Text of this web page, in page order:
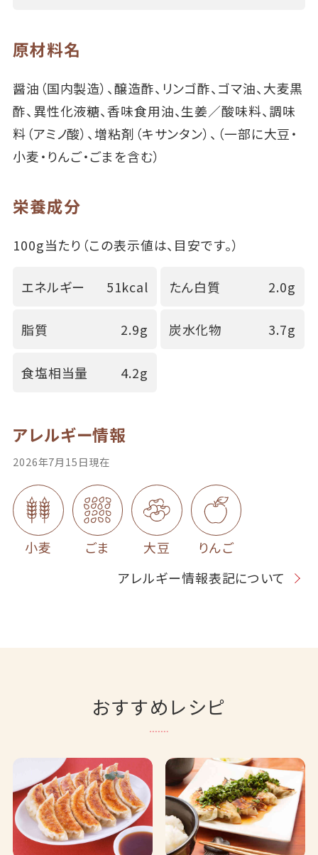
原材料名
醤油（国内製造）、醸造酢、リンゴ酢、ゴマ油、大麦黒
酢、異性化液糖、香味食用油、生姜／酸味料、調味
料（アミノ酸）、増粘剤（キサンタン）、（一部に大豆・
小麦・りんご・ごまを含む）
栄養成分
100g当たり（この表示値は、目安です。）
エネルギー 51kcal たん白質 2.0g
脂質 2.9g 炭水化物 3.7g
食塩相当量 4.2g
アレルギー情報
2026年7月15日現在
小麦 ごま 大豆
りんご
アレルギー情報表記について
おすすめレシピ